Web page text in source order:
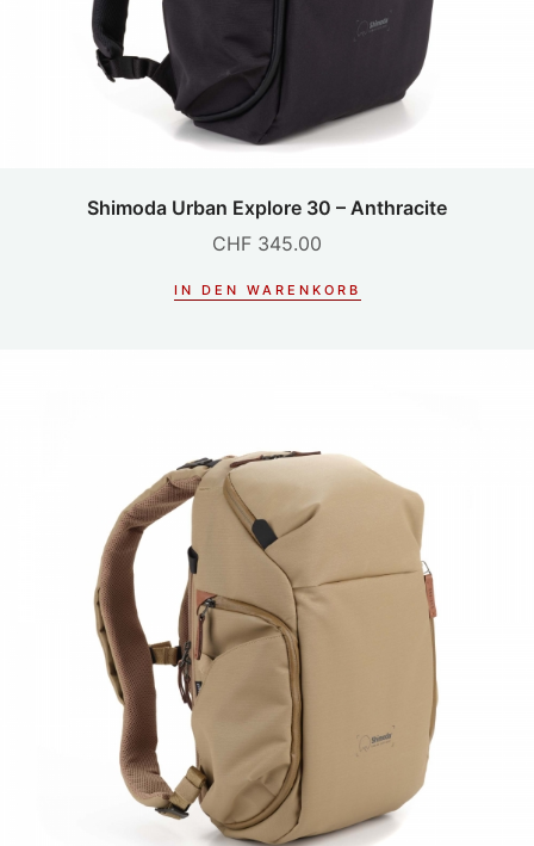
Shimoda Urban Explore 30 – Anthracite
CHF 345.00
IN DEN WARENKORB